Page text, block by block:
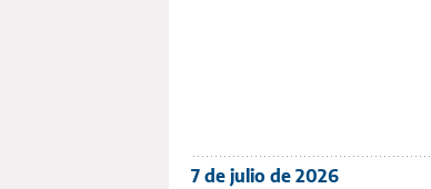
7 de julio de 2026